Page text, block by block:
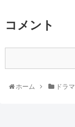
コメント
ホーム ドラマ